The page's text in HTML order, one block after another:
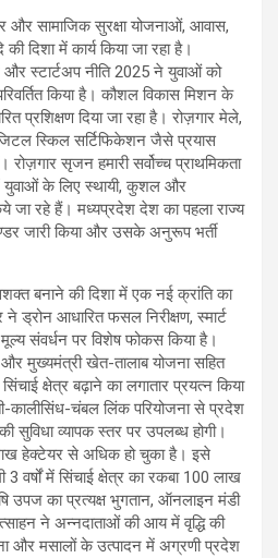
और सामाजिक सुरक्षा योजनाओं, आवास,
की दिशा में कार्य किया जा रहा है।
स्टार्टअप नीति 2025 ने युवाओं को
किया है। कौशल विकास मिशन के
प्रशिक्षण दिया जा रहा है। रोज़गार मेले,
स्किल सर्टिफिकेशन जैसे प्रयास
सृजन हमारी सर्वोच्च प्राथमिकता
युवाओं के लिए स्थायी, कुशल और
रहे हैं। मध्यप्रदेश देश का पहला राज्य
जारी किया और उसके अनुरूप भर्ती
बनाने की दिशा में एक नई क्रांति का
आधारित फसल निरीक्षण, स्मार्ट
संवर्धन पर विशेष फोकस किया है।
और मुख्यमंत्री खेत-तालाब योजना सहित
क्षेत्र बढ़ाने का लगातार प्रयत्न किया
कालीसिंध-चंबल लिंक परियोजना से प्रदेश
सुविधा व्यापक स्तर पर उपलब्ध होगी।
हेक्टेयर से अधिक हो चुका है। इसे
वर्षों में सिंचाई क्षेत्र का रकबा 100 लाख
उपज का प्रत्यक्ष भुगतान, ऑनलाइन मंडी
ने अन्नदाताओं की आय में वृद्धि की
और मसालों के उत्पादन में अग्रणी प्रदेश